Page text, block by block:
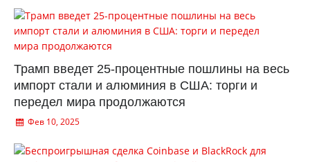
Трамп введет 25-процентные пошлины на весь
импорт стали и алюминия в США: торги и
передел мира продолжаются
Фев 10, 2025